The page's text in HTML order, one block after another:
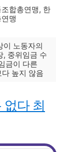
합총연맹, 한
맹
이 노동자의
, 중위임금 수
금이 다른
높지 않음
다 최